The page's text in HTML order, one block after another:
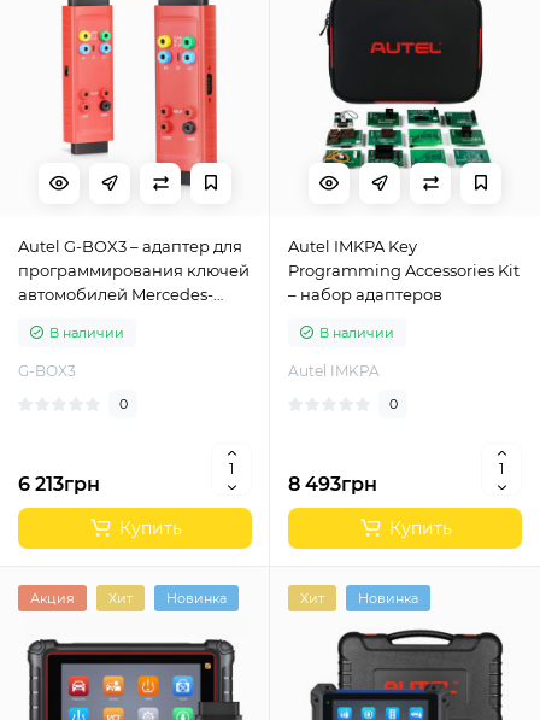
Autel G-BOX3 – адаптер для
программирования ключей
автомобилей Mercedes-
В наличии
G-BOX3
0
6 213грн
Купить
Autel IMKPA Key
Programming Accessories Kit
– набор адаптеров
В наличии
Autel IMKPA
0
8 493грн
Купить
Акция Хит Новинка Хит Новинка